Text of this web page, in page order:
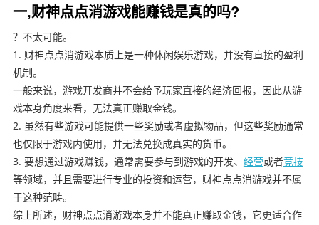
一,财神点点消游戏能赚钱是真的吗?
？不太可能。
1. 财神点点消游戏本质上是一种休闲娱乐游戏，并没有直接的盈利
机制。
一般来说，游戏开发商并不会给予玩家直接的经济回报，因此从游
戏本身角度来看，无法真正赚取金钱。
2. 虽然有些游戏可能提供一些奖励或者虚拟物品，但这些奖励通常
也仅限于游戏内使用，并无法兑换成真实的货币。
3. 要想通过游戏赚钱，通常需要参与到游戏的开发、 经营或者竞技
等领域，并且需要进行专业的投资和运营，财神点点消游戏并不属
于这种范畴。
综上所述，财神点点消游戏本身并不能真正赚取金钱，它更适合作